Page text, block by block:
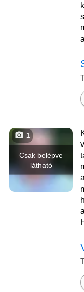
Csak belépve
látható
1